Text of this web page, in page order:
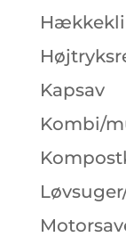
Kapsav
Kombi/